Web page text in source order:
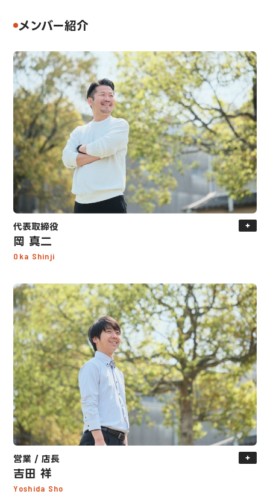
メンバー紹介
代表取締役
岡 真二
Oka Shinji
営業 / 店長
吉田 祥
Yoshida Sho